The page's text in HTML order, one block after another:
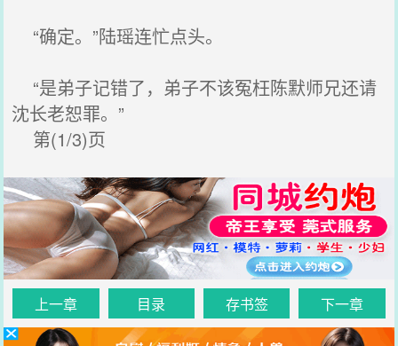
“确定。”陆瑶连忙点头。
“是弟子记错了，弟子不该冤枉陈默师兄还请
沈长老恕罪。”
第(1/3)页
上一章 目录 存书签 下一章